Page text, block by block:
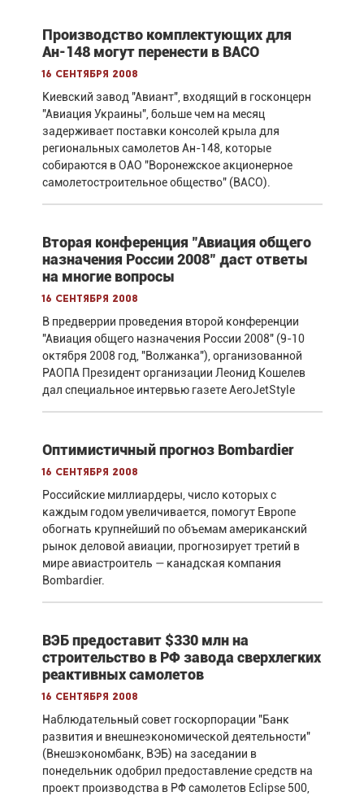
Производство комплектующих для
Ан-148 могут перенести в ВАСО
16 сентября 2008
Киевский завод "Авиант", входящий в госконцерн
"Авиация Украины", больше чем на месяц
задерживает поставки консолей крыла для
региональных самолетов Ан-148, которые
собираются в ОАО "Воронежское акционерное
самолетостроительное общество" (ВАСО).
Вторая конференция "Авиация общего
назначения России 2008" даст ответы
на многие вопросы
16 сентября 2008
В предверрии проведения второй конференции
"Авиация общего назначения России 2008" (9-10
октября 2008 год, "Волжанка"), организованной
РАОПА Президент организации Леонид Кошелев
дал специальное интервью газете AeroJetStyle
Оптимистичный прогноз Bombardier
16 сентября 2008
Российские миллиардеры, число которых с
каждым годом увеличивается, помогут Европе
обогнать крупнейший по объемам американский
рынок деловой авиации, прогнозирует третий в
мире авиастроитель — канадская компания
Bombardier.
ВЭБ предоставит $330 млн на
строительство в РФ завода сверхлегких
реактивных самолетов
16 сентября 2008
Наблюдательный совет госкорпорации "Банк
развития и внешнеэкономической деятельности"
(Внешэкономбанк, ВЭБ) на заседании в
понедельник одобрил предоставление средств на
проект производства в РФ самолетов Eclipse 500,